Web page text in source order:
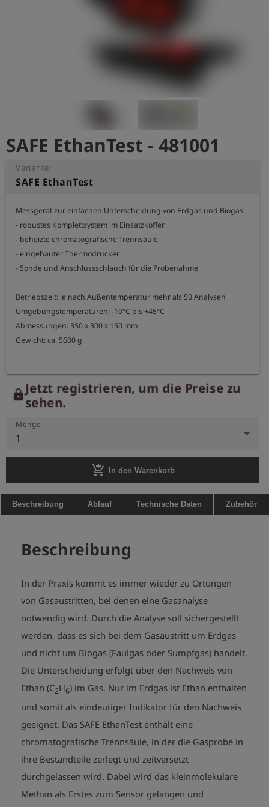
SAFE EthanTest - 481001
Variante:
SAFE EthanTest
Messgerät zur einfachen Unterscheidung von Erdgas und Biogas
- robustes Komplettsystem im Einsatzkoffer
- beheizte chromatografische Trennsäule
- eingebauter Thermodrucker
- Sonde und Anschlussschlauch für die Probenahme
Betriebszeit: je nach Außentemperatur mehr als 50 Analysen
Umgebungstemperaturen: -10°C bis +45°C
Abmessungen: 350 x 300 x 150 mm
lockJetzt registrieren, um die Preise zu
sehen.
Menge
1
add_shopping_cart In den Warenkorb
Beschreibung Ablauf Technische Daten Zubehör
Beschreibung
In der Praxis kommt es immer wieder zu Ortungen
von Gasaustritten, bei denen eine Gasanalyse
notwendig wird. Durch die Analyse soll sichergestellt
werden, dass es sich bei dem Gasaustritt um Erdgas
und nicht um Biogas (Faulgas oder Sumpfgas) handelt.
Die Unterscheidung erfolgt über den Nachweis von
Ethan (C2H6) im Gas. Nur im Erdgas ist Ethan enthalten
und somit als eindeutiger Indikator für den Nachweis
geeignet. Das SAFE EthanTest enthält eine
chromatografische Trennsäule, in der die Gasprobe in
ihre Bestandteile zerlegt und zeitversetzt
durchgelassen wird. Dabei wird das kleinmolekulare
Methan als Erstes zum Sensor gelangen und